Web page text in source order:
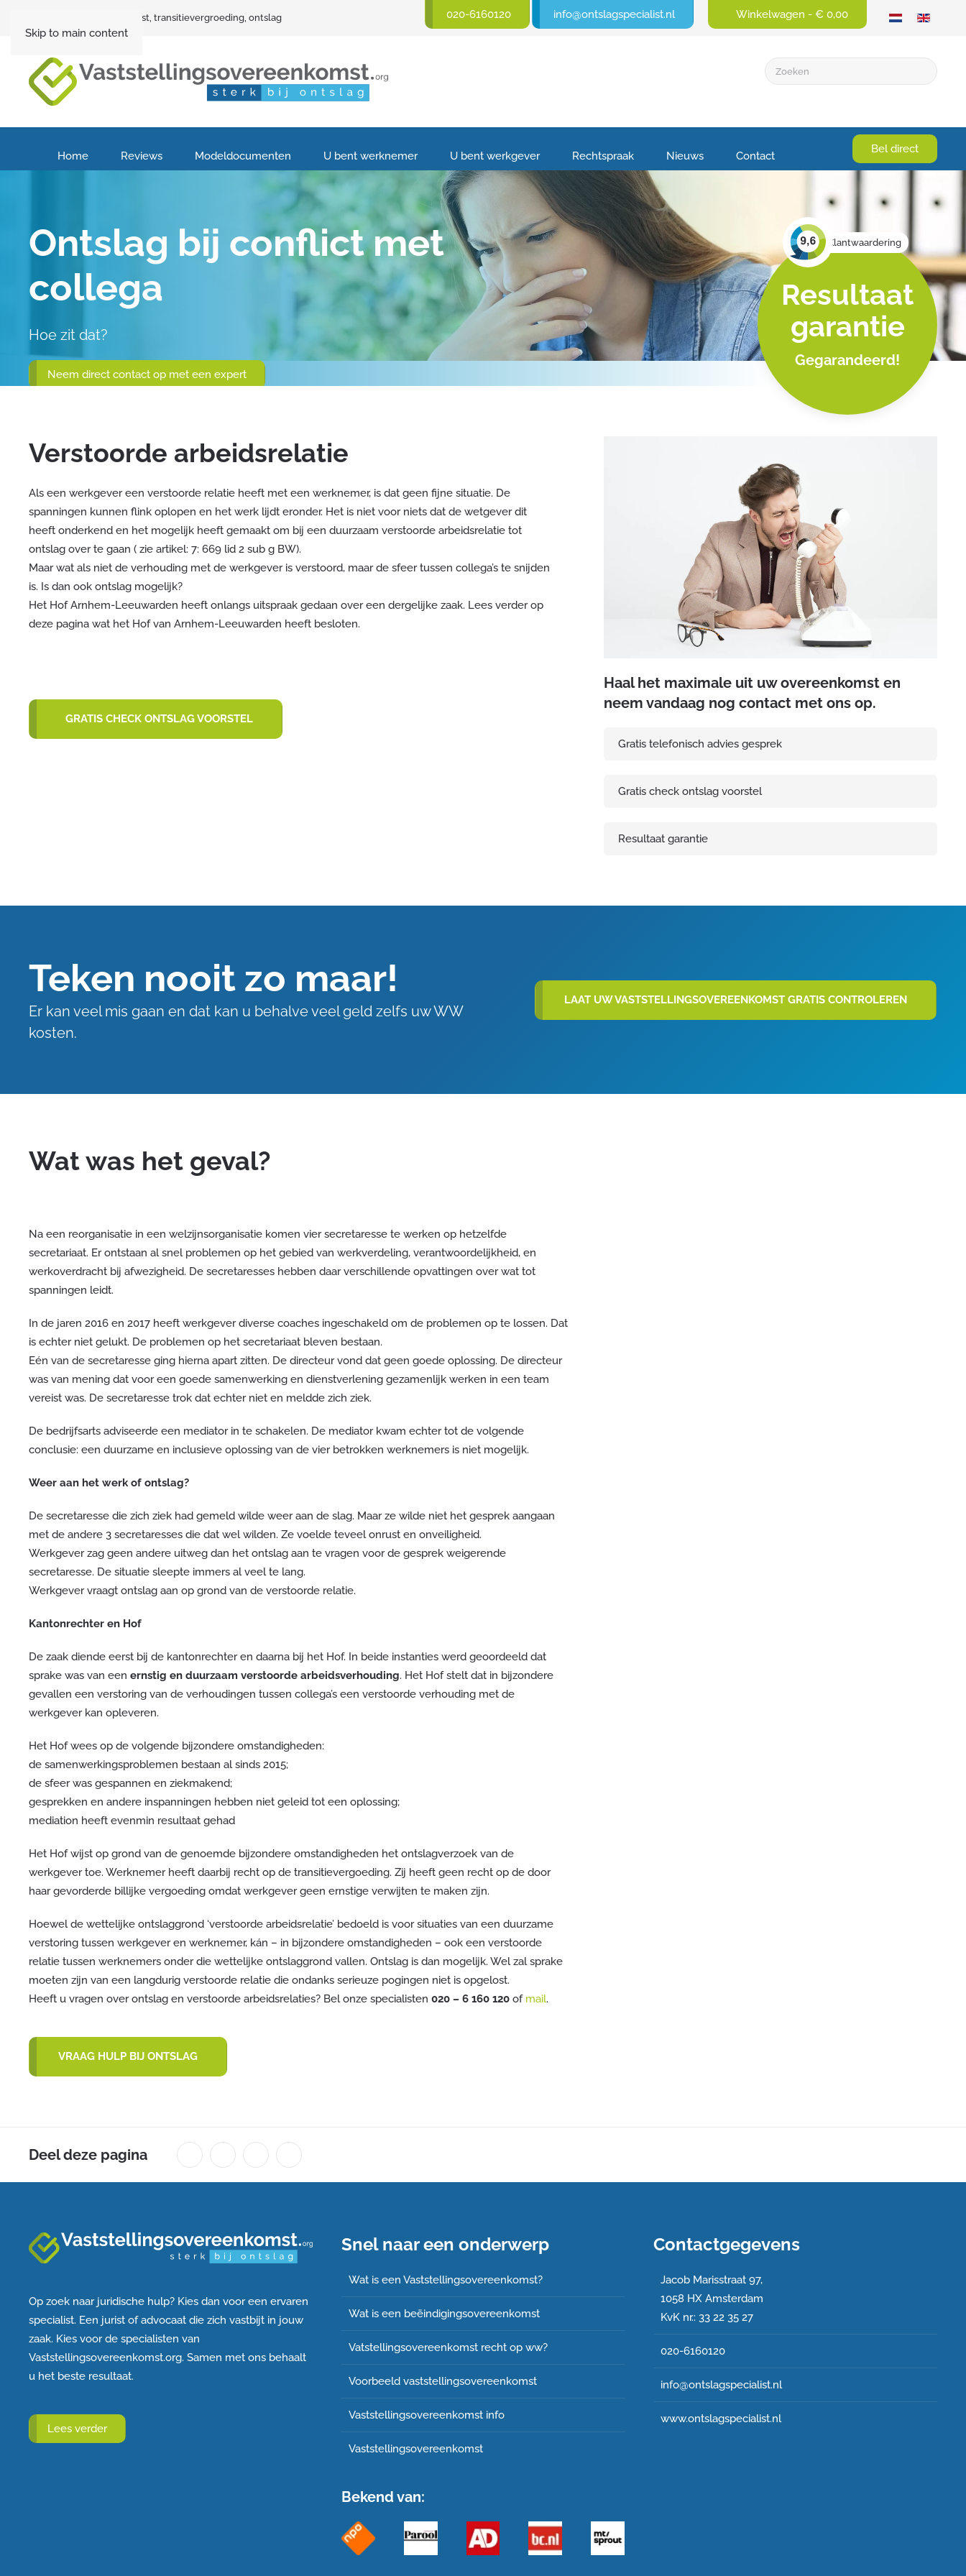
Skip to main content
Vaststellingsovereenkomst, transitievergroeding, ontslag 020-6160120 info@ontslagspecialist.nl Winkelwagen - € 0,00
Home Reviews Modeldocumenten U bent werknemer U bent werkgever Rechtspraak Nieuws Contact
Bel direct
Ontslag bij conflict met
collega
Hoe zit dat?
Neem direct contact op met een expert
Resultaat
garantie
Gegarandeerd!
Klantwaardering
Verstoorde arbeidsrelatie
Als een werkgever een verstoorde relatie heeft met een werknemer, is dat geen fijne situatie. De
spanningen kunnen flink oplopen en het werk lijdt eronder. Het is niet voor niets dat de wetgever dit
heeft onderkend en het mogelijk heeft gemaakt om bij een duurzaam verstoorde arbeidsrelatie tot
ontslag over te gaan ( zie artikel: 7: 669 lid 2 sub g BW).
Maar wat als niet de verhouding met de werkgever is verstoord, maar de sfeer tussen collega’s te snijden
is. Is dan ook ontslag mogelijk?
Het Hof Arnhem-Leeuwarden heeft onlangs uitspraak gedaan over een dergelijke zaak. Lees verder op
deze pagina wat het Hof van Arnhem-Leeuwarden heeft besloten.
GRATIS CHECK ONTSLAG VOORSTEL
Haal het maximale uit uw overeenkomst en
neem vandaag nog contact met ons op.
Gratis telefonisch advies gesprek
Gratis check ontslag voorstel
Resultaat garantie
Teken nooit zo maar!
Er kan veel mis gaan en dat kan u behalve veel geld zelfs uw WW
kosten.
LAAT UW VASTSTELLINGSOVEREENKOMST GRATIS CONTROLEREN
Wat was het geval?
Na een reorganisatie in een welzijnsorganisatie komen vier secretaresse te werken op hetzelfde
secretariaat. Er ontstaan al snel problemen op het gebied van werkverdeling, verantwoordelijkheid, en
werkoverdracht bij afwezigheid. De secretaresses hebben daar verschillende opvattingen over wat tot
spanningen leidt.
In de jaren 2016 en 2017 heeft werkgever diverse coaches ingeschakeld om de problemen op te lossen. Dat
is echter niet gelukt. De problemen op het secretariaat bleven bestaan.
Eén van de secretaresse ging hierna apart zitten. De directeur vond dat geen goede oplossing. De directeur
was van mening dat voor een goede samenwerking en dienstverlening gezamenlijk werken in een team
vereist was. De secretaresse trok dat echter niet en meldde zich ziek.
De bedrijfsarts adviseerde een mediator in te schakelen. De mediator kwam echter tot de volgende
conclusie: een duurzame en inclusieve oplossing van de vier betrokken werknemers is niet mogelijk.
Weer aan het werk of ontslag?
De secretaresse die zich ziek had gemeld wilde weer aan de slag. Maar ze wilde niet het gesprek aangaan
met de andere 3 secretaresses die dat wel wilden. Ze voelde teveel onrust en onveiligheid.
Werkgever zag geen andere uitweg dan het ontslag aan te vragen voor de gesprek weigerende
secretaresse. De situatie sleepte immers al veel te lang.
Werkgever vraagt ontslag aan op grond van de verstoorde relatie.
Kantonrechter en Hof
De zaak diende eerst bij de kantonrechter en daarna bij het Hof. In beide instanties werd geoordeeld dat
sprake was van een ernstig en duurzaam verstoorde arbeidsverhouding. Het Hof stelt dat in bijzondere
gevallen een verstoring van de verhoudingen tussen collega’s een verstoorde verhouding met de
werkgever kan opleveren.
Het Hof wees op de volgende bijzondere omstandigheden:
de samenwerkingsproblemen bestaan al sinds 2015;
de sfeer was gespannen en ziekmakend;
gesprekken en andere inspanningen hebben niet geleid tot een oplossing;
mediation heeft evenmin resultaat gehad
Het Hof wijst op grond van de genoemde bijzondere omstandigheden het ontslagverzoek van de
werkgever toe. Werknemer heeft daarbij recht op de transitievergoeding. Zij heeft geen recht op de door
haar gevorderde billijke vergoeding omdat werkgever geen ernstige verwijten te maken zijn.
Hoewel de wettelijke ontslaggrond ‘verstoorde arbeidsrelatie’ bedoeld is voor situaties van een duurzame
verstoring tussen werkgever en werknemer, kán – in bijzondere omstandigheden – ook een verstoorde
relatie tussen werknemers onder die wettelijke ontslaggrond vallen. Ontslag is dan mogelijk. Wel zal sprake
moeten zijn van een langdurig verstoorde relatie die ondanks serieuze pogingen niet is opgelost.
Heeft u vragen over ontslag en verstoorde arbeidsrelaties? Bel onze specialisten 020 – 6 160 120 of mail.
VRAAG HULP BIJ ONTSLAG
Deel deze pagina
Op zoek naar juridische hulp? Kies dan voor een ervaren
specialist. Een jurist of advocaat die zich vastbijt in jouw
zaak. Kies voor de specialisten van
Vaststellingsovereenkomst.org. Samen met ons behaalt
u het beste resultaat.
Lees verder
Snel naar een onderwerp
Wat is een Vaststellingsovereenkomst?
Wat is een beëindigingsovereenkomst
Vatstellingsovereenkomst recht op ww?
Voorbeeld vaststellingsovereenkomst
Vaststellingsovereenkomst info
Vaststellingsovereenkomst
Contactgegevens
Jacob Marisstraat 97,
1058 HX Amsterdam
KvK nr.: 33 22 35 27
020-6160120
info@ontslagspecialist.nl
www.ontslagspecialist.nl
Bekend van: